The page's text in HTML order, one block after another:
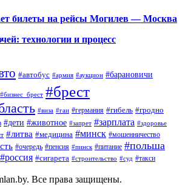
билеты на рейсы Могилев — Москва
технологии и процесс
#автобус #армия #аукцион #барановичи
#бизнес_брест #брест
#виза #гаи #германия #гибель #гродно
#дети #животное #запрет #зарплата #здоровье
#литва #медицина #минск #мошенничество
#очередь #пенсия #пинск #питание #польша
#россия #сигарета #строительство #суд #такси
Все права защищены.